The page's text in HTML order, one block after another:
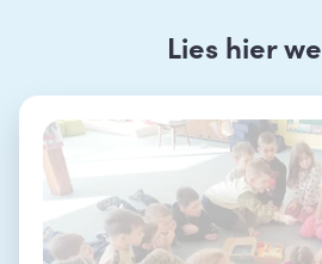
Lies hier